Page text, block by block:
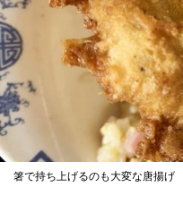
箸で持ち上げるのも大変な唐揚げ